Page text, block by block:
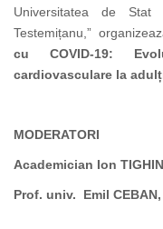
Universitatea de Stat
Testemițanu,”
cu COVID-19:
cardiovasculare la
MODERATORI
Academician Ion
Prof. univ. Emil